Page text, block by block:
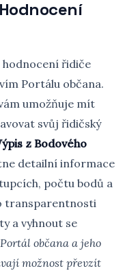
hodnocení řidiče
Portálu občana.
umožňuje mít
svůj řidičský
z Bodového
detailní informace
počtu bodů a
transparentnosti
a vyhnout se
Portál občana a jeho
možnost převzít